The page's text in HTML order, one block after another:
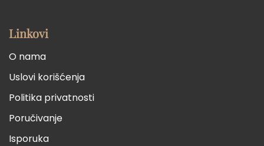
Linkovi
O nama
Uslovi korišćenja
Politika privatnosti
Poručivanje
Isporuka